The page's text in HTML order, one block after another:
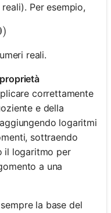
Per esempio,
10)
)
reali.
correttamente
e della
logaritmi
sottraendo
il logaritmo per
a una
la base del